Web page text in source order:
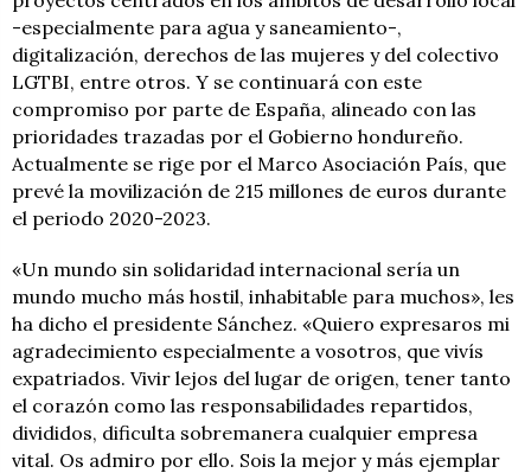
-especialmente para agua y saneamiento-,
digitalización, derechos de las mujeres y del colectivo
LGTBI, entre otros. Y se continuará con este
compromiso por parte de España, alineado con las
prioridades trazadas por el Gobierno hondureño.
Actualmente se rige por el Marco Asociación País, que
prevé la movilización de 215 millones de euros durante
el periodo 2020-2023.
«Un mundo sin solidaridad internacional sería un
mundo mucho más hostil, inhabitable para muchos», les
ha dicho el presidente Sánchez. «Quiero expresaros mi
agradecimiento especialmente a vosotros, que vivís
expatriados. Vivir lejos del lugar de origen, tener tanto
el corazón como las responsabilidades repartidos,
divididos, dificulta sobremanera cualquier empresa
vital. Os admiro por ello. Sois la mejor y más ejemplar